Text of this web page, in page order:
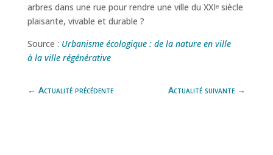
arbres dans une rue pour rendre une ville du XXIᵉ siècle
plaisante, vivable et durable ?
Source : Urbanisme écologique : de la nature en ville
à la ville régénérative
← Actualité précédente Actualité suivante →